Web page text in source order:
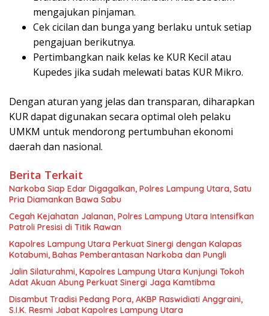
mengajukan pinjaman.
Cek cicilan dan bunga yang berlaku untuk setiap
pengajuan berikutnya.
Pertimbangkan naik kelas ke KUR Kecil atau
Kupedes jika sudah melewati batas KUR Mikro.
Dengan aturan yang jelas dan transparan, diharapkan
KUR dapat digunakan secara optimal oleh pelaku
UMKM untuk mendorong pertumbuhan ekonomi
daerah dan nasional.
Berita Terkait
Narkoba Siap Edar Digagalkan, Polres Lampung Utara, Satu
Pria Diamankan Bawa Sabu
Cegah Kejahatan Jalanan, Polres Lampung Utara Intensifkan
Patroli Presisi di Titik Rawan
Kapolres Lampung Utara Perkuat Sinergi dengan Kalapas
Kotabumi, Bahas Pemberantasan Narkoba dan Pungli
Jalin Silaturahmi, Kapolres Lampung Utara Kunjungi Tokoh
Adat Akuan Abung Perkuat Sinergi Jaga Kamtibma
Disambut Tradisi Pedang Pora, AKBP Raswidiati Anggraini,
S.I.K. Resmi Jabat Kapolres Lampung Utara